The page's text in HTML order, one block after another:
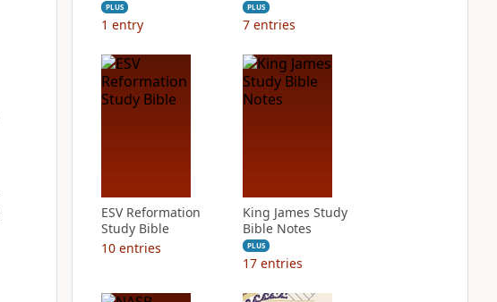
PLUS
1 entry
PLUS
7 entries
ESV Reformation
Study Bible
10 entries
King James Study
Bible Notes
PLUS
17 entries